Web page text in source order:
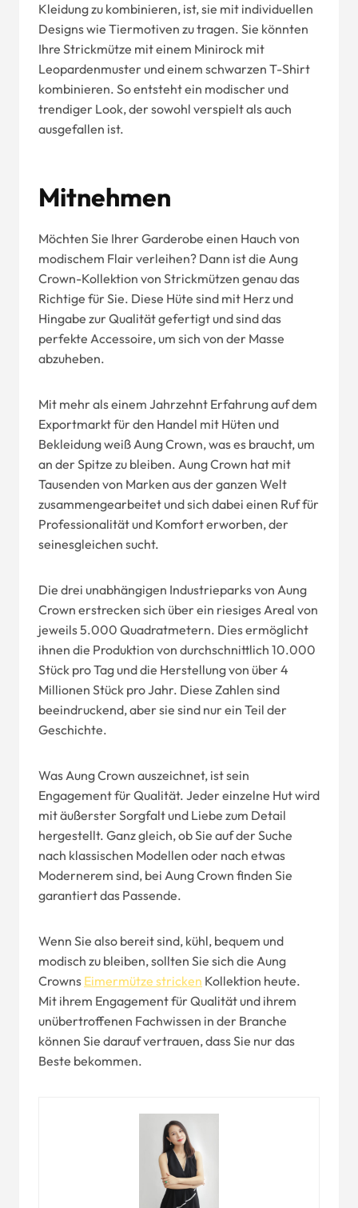
Kleidung zu kombinieren, ist, sie mit individuellen
Designs wie Tiermotiven zu tragen. Sie könnten
Ihre Strickmütze mit einem Minirock mit
Leopardenmuster und einem schwarzen T-Shirt
kombinieren. So entsteht ein modischer und
trendiger Look, der sowohl verspielt als auch
ausgefallen ist.
Mitnehmen
Möchten Sie Ihrer Garderobe einen Hauch von
modischem Flair verleihen? Dann ist die Aung
Crown-Kollektion von Strickmützen genau das
Richtige für Sie. Diese Hüte sind mit Herz und
Hingabe zur Qualität gefertigt und sind das
perfekte Accessoire, um sich von der Masse
abzuheben.
Mit mehr als einem Jahrzehnt Erfahrung auf dem
Exportmarkt für den Handel mit Hüten und
Bekleidung weiß Aung Crown, was es braucht, um
an der Spitze zu bleiben. Aung Crown hat mit
Tausenden von Marken aus der ganzen Welt
zusammengearbeitet und sich dabei einen Ruf für
Professionalität und Komfort erworben, der
seinesgleichen sucht.
Die drei unabhängigen Industrieparks von Aung
Crown erstrecken sich über ein riesiges Areal von
jeweils 5.000 Quadratmetern. Dies ermöglicht
ihnen die Produktion von durchschnittlich 10.000
Stück pro Tag und die Herstellung von über 4
Millionen Stück pro Jahr. Diese Zahlen sind
beeindruckend, aber sie sind nur ein Teil der
Geschichte.
Was Aung Crown auszeichnet, ist sein
Engagement für Qualität. Jeder einzelne Hut wird
mit äußerster Sorgfalt und Liebe zum Detail
hergestellt. Ganz gleich, ob Sie auf der Suche
nach klassischen Modellen oder nach etwas
Modernerem sind, bei Aung Crown finden Sie
garantiert das Passende.
Wenn Sie also bereit sind, kühl, bequem und
modisch zu bleiben, sollten Sie sich die Aung
Crowns Eimermütze stricken Kollektion heute.
Mit ihrem Engagement für Qualität und ihrem
unübertroffenen Fachwissen in der Branche
können Sie darauf vertrauen, dass Sie nur das
Beste bekommen.